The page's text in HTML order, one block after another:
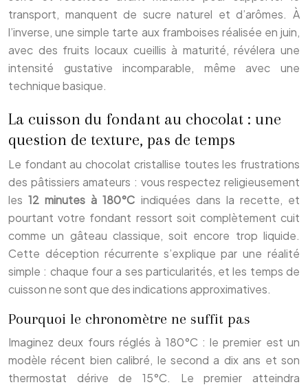
transport, manquent de sucre naturel et d’arômes. À
l’inverse, une simple tarte aux framboises réalisée en juin,
avec des fruits locaux cueillis à maturité, révélera une
intensité gustative incomparable, même avec une
technique basique.
La cuisson du fondant au chocolat : une
question de texture, pas de temps
Le fondant au chocolat cristallise toutes les frustrations
des pâtissiers amateurs : vous respectez religieusement
les12 minutes à 180°C indiquées dans la recette, et
pourtant votre fondant ressort soit complètement cuit
comme un gâteau classique, soit encore trop liquide.
Cette déception récurrente s’explique par une réalité
simple : chaque four a ses particularités, et les temps de
cuisson ne sont que des indications approximatives.
Pourquoi le chronomètre ne suffit pas
Imaginez deux fours réglés à 180°C : le premier est un
modèle récent bien calibré, le second a dix ans et son
thermostat dérive de 15°C. Le premier atteindra